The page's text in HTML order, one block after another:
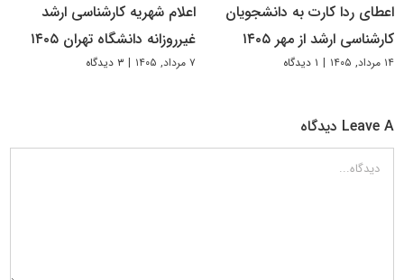
اعطای ردا کارت به دانشجویان
کارشناسی ارشد از مهر ۱۴۰۵
۱۴ مرداد, ۱۴۰۵ | ۱ دیدگاه
اعلام شهریه کارشناسی ارشد
غیرروزانه دانشگاه تهران ۱۴۰۵
۷ مرداد, ۱۴۰۵ | ۳ دیدگاه
Leave A دیدگاه
دیدگاه